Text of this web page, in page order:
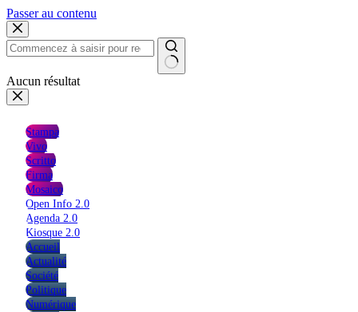
Passer au contenu
Aucun résultat
Stampa
Vivo
Scritto
Firma
Mosaico
Open Info 2.0
Agenda 2.0
Kiosque 2.0
Accueil
Actualité
Société
Politique
Numérique